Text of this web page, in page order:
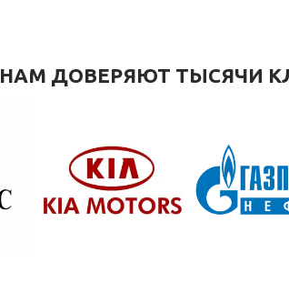
НАМ ДОВЕРЯЮТ ТЫСЯЧИ